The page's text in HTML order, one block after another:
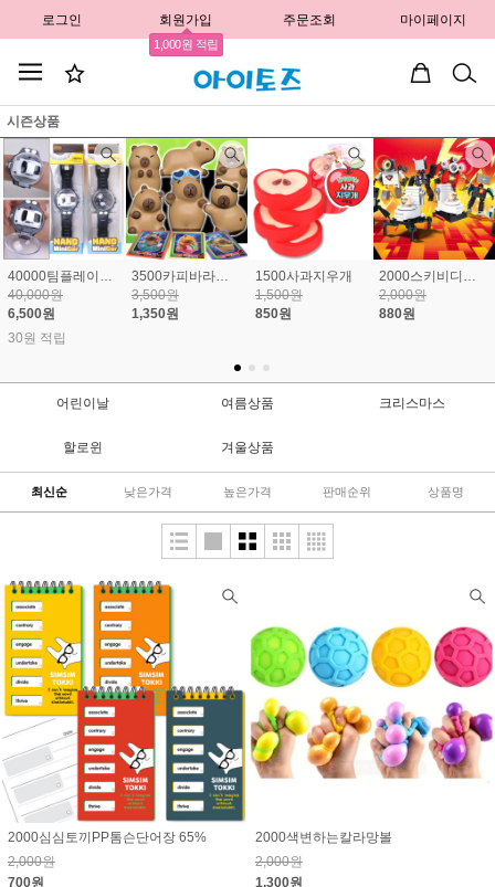
로그인 회원가입
1,000원 적립
주문조회 마이페이지
시즌상품
40000팀플레이핸드미니카 83.7% 할인
40,000원
6,500원
30원 적립
3500카피바라말랑스퀴시랜덤키링 61%할인
3,500원
1,350원
1500사과지우개
1,500원
850원
2000스키비디토일렛56%할인
2,000원
880원
어린이날 여름상품 크리스마스
할로윈 겨울상품
최신순 낮은가격 높은가격 판매순위 상품명
2000심심토끼PP톰슨단어장 65%
2,000원
700원
2000색변하는칼라망볼
2,000원
1,300원